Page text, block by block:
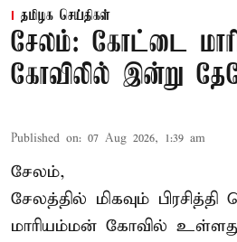
தமிழக செய்திகள்
சேலம்: கோட்டை
கோவிலில் இன்று
Published on: 07 Aug 2026, 1:39 am
சேலம்,
சேலத்தில் மிகவும்
மாரியம்மன் கோவில்